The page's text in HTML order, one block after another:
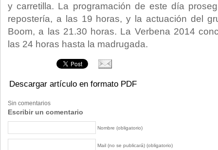
y carretilla. La programación de este día
repostería, a las 19 horas, y la actuación del
Boom, a las 21.30 horas. La Verbena 2014
las 24 horas hasta la madrugada.
Descargar artículo en formato PDF
Sin comentarios
Escribir un comentario
Nombre (obligatorio)
Mail (no se publicará) (obligatorio)